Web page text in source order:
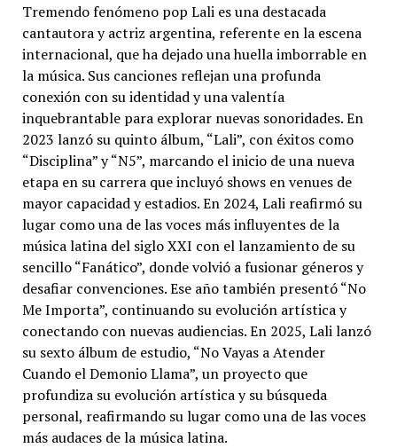
Tremendo fenómeno pop Lali es una destacada
cantautora y actriz argentina, referente en la escena
internacional, que ha dejado una huella imborrable en
la música. Sus canciones reflejan una profunda
conexión con su identidad y una valentía
inquebrantable para explorar nuevas sonoridades. En
2023 lanzó su quinto álbum, “Lali”, con éxitos como
“Disciplina” y “N5”, marcando el inicio de una nueva
etapa en su carrera que incluyó shows en venues de
mayor capacidad y estadios. En 2024, Lali reafirmó su
lugar como una de las voces más influyentes de la
música latina del siglo XXI con el lanzamiento de su
sencillo “Fanático”, donde volvió a fusionar géneros y
desafiar convenciones. Ese año también presentó “No
Me Importa”, continuando su evolución artística y
conectando con nuevas audiencias. En 2025, Lali lanzó
su sexto álbum de estudio, “No Vayas a Atender
Cuando el Demonio Llama”, un proyecto que
profundiza su evolución artística y su búsqueda
personal, reafirmando su lugar como una de las voces
más audaces de la música latina.